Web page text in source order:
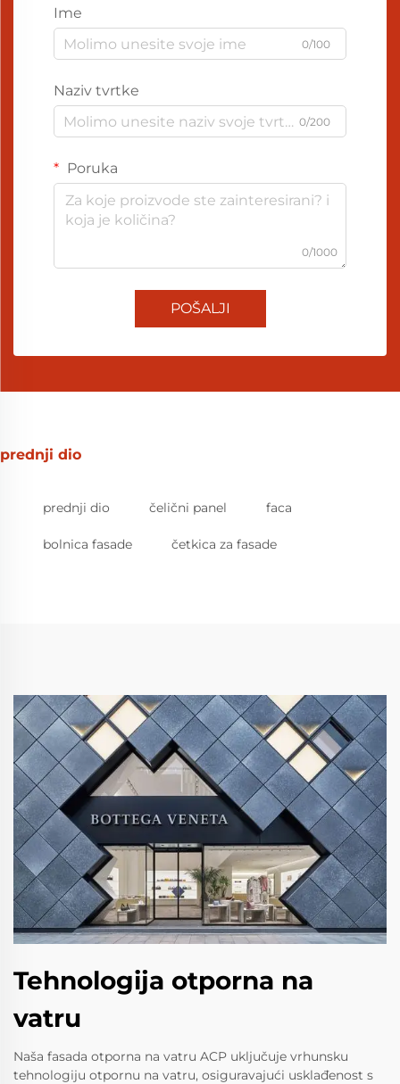
Ime
0/100
Naziv tvrtke
0/200
Poruka
0/1000
POŠALJI
prednji dio
prednji dio čelični panel faca
bolnica fasade četkica za fasade
Tehnologija otporna na
vatru
Naša fasada otporna na vatru ACP uključuje vrhunsku
tehnologiju otpornu na vatru, osiguravajući usklađenost s